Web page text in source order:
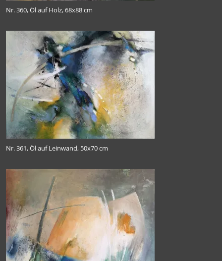
Nr. 360, Öl auf Holz, 68x88 cm
Nr. 361, Öl auf Leinwand, 50x70 cm